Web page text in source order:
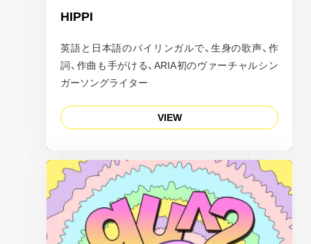
HIPPI
英語と日本語のバイリンガルで、生身の歌声、作
詞、作曲も手がける、ARIA初のヴァーチャルシン
ガーソングライター
VIEW